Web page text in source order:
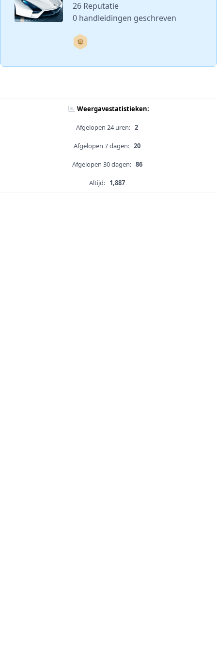
26 Reputatie
0 handleidingen geschreven
Weergavestatistieken:
Afgelopen 24 uren: 2
Afgelopen 7 dagen: 20
Afgelopen 30 dagen: 86
Altijd: 1,887